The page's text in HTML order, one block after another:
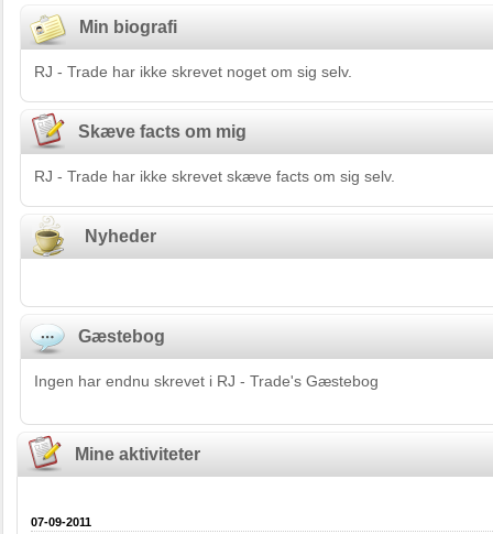
Min biografi
RJ - Trade har ikke skrevet noget om sig selv.
Skæve facts om mig
RJ - Trade har ikke skrevet skæve facts om sig selv.
Nyheder
Gæstebog
Ingen har endnu skrevet i RJ - Trade's Gæstebog
Mine aktiviteter
07-09-2011